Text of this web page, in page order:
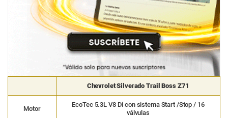
Chevrolet Silverado Trail Boss Z71
Motor
EcoTec 5.3L V8 Di con sistema Start /Stop / 16
válvulas